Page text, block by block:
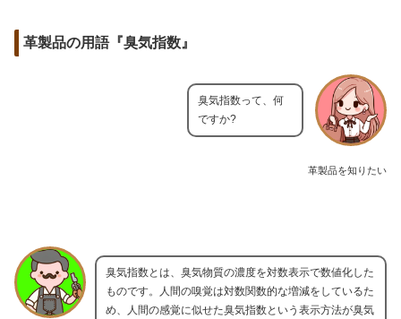
革製品の用語『臭気指数』
革製品を知りたい
臭気指数って、何
ですか?
臭気指数とは、臭気物質の濃度を対数表示で数値化した
ものです。人間の嗅覚は対数関数的な増減をしているた
め、人間の感覚に似せた臭気指数という表示方法が臭気